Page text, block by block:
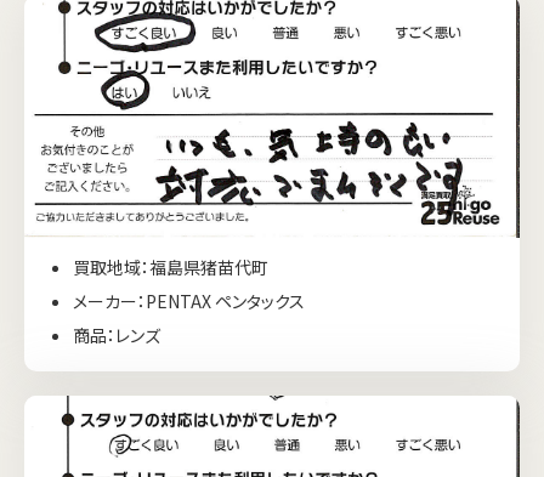
買取地域：福島県猪苗代町
メーカー：PENTAX ペンタックス
商品：レンズ